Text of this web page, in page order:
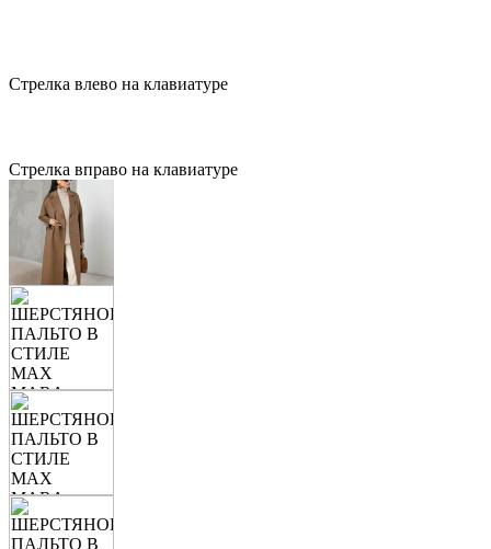
Стрелка влево на клавиатуре
Стрелка вправо на клавиатуре